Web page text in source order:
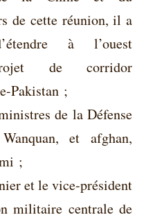
de cette réunion, il a
à l’ouest
de corridor
Pakistan ;
de la Défense
et afghan,
;
et le vice-président
militaire centrale de